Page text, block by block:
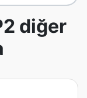
diğer